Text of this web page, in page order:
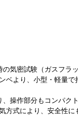
の気密試験（ガスフラ
ベより、小型・軽量で
、操作部分もコンパク
方式により、安全性に